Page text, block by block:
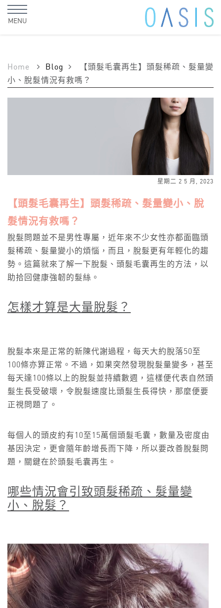
MENU
Home Blog
【頭髮毛囊再生】頭髮稀疏、髮量變
小、脫髮情況有救嗎？
星期二 2 5 月, 2023
【頭髮毛囊再生】頭髮稀疏、髮量變小、脫
髮情況有救嗎？
脫髮問題並不是男性專屬，近年來不少女性亦都面臨頭
髮稀疏、髮量變小的煩惱，而且，脫髮更有年輕化的趨
勢。這篇就來了解一下脫髮、頭髮毛囊再生的方法，以
助拾回健康強韌的髮絲。
怎樣才算是大量脫髮？
脫髮本來是正常的新陳代謝過程，每天大約脫落50至
100條亦算正常。不過，如果突然發現脫髮量變多，甚至
每天達100條以上的脫髮並持續數週，這樣便代表自然頭
髮生長受破壞，令脫髮速度比頭髮生長得快，那麼便要
正視問題了。
每個人的頭皮約有10至15萬個頭髮毛囊，數量及密度由
基因決定，更會隨年齡增長而下降，所以要改善脫髮問
題，關鍵在於頭髮毛囊再生。
哪些情況會引致頭髮稀疏、髮量變
小、脫髮？